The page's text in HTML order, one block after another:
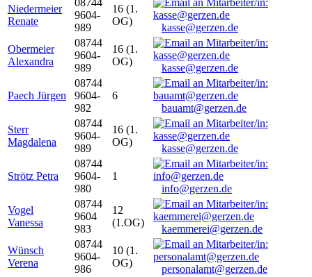
Niedermeier
Renate
9604-
989
16 (1.
OG)
kasse@gerzen.de
Obermeier
Alexandra
08744
9604-
989
16 (1.
OG)
kasse@gerzen.de
Paech Jürgen
08744
9604-
982
6
bauamt@gerzen.de
Sterr
Magdalena
08744
9604-
989
16 (1.
OG)
kasse@gerzen.de
Strötz Petra
08744
9604-
980
1
info@gerzen.de
Vogel
Vanessa
08744
9604
983
12
(1.OG)
kaemmerei@gerzen.de
Wünsch
Verena
08744
9604-
986
10 (1.
OG)
personalamt@gerzen.de